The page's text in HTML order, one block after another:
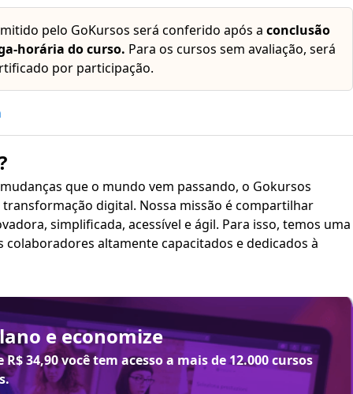
pelo GoKursos será conferido após a conclusão
horária do curso. Para os cursos sem avaliação, será
por participação.
que o mundo vem passando, o Gokursos
digital. Nossa missão é compartilhar
acessível e ágil. Para isso, temos uma
altamente capacitados e dedicados à
e economize
R$ 34,90você tem acesso a mais de 12.000 cursos